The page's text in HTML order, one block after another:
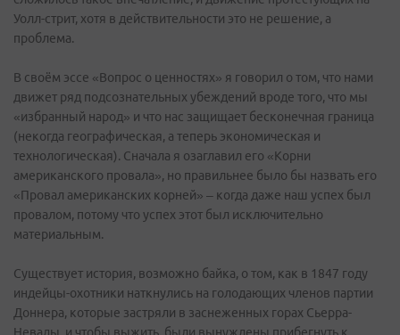
Уолл-стрит, хотя в действительности это не решение, а
проблема.
В своём эссе «Вопрос о ценностях» я говорил о том, что нами
движет ряд подсознательных убеждений вроде того, что мы
«избранный народ» и что нас защищает бесконечная граница
(некогда географическая, а теперь экономическая и
технологическая). Сначала я озаглавил его «Корни
американского провала», но правильнее было бы назвать его
«Провал американских корней» – когда даже наш успех был
провалом, потому что успех этот был исключительно
материальным.
Существует история, возможно байка, о том, как в 1847 году
индейцы-охотники наткнулись на голодающих членов партии
Доннера, которые застряли в заснеженных горах Сьерра-